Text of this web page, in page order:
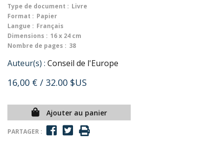
Type de document : Livre
Format : Papier
Langue : Français
Dimensions : 16 x 24 cm
Nombre de pages : 38
Auteur(s) : Conseil de l'Europe
16,00 € / 32.00 $US
Ajouter au panier
PARTAGER :